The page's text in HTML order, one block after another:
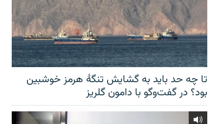
تا چه حد باید به گشایش تنگهٔ هرمز خوشبین
بود؟ در گفت‌وگو با دامون گلریز